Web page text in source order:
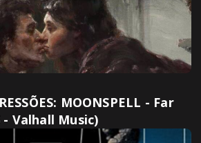
MOONSPELL - Far
- Valhall Music)